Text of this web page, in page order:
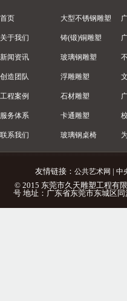
首页
关于我们
新闻资讯
创造团队
工程案例
服务体系
联系我们
大型不锈钢雕塑
铸(锻)铜雕塑
玻璃钢雕塑
浮雕雕塑
石材雕塑
卡通雕塑
玻璃钢桌椅
友情链接： 公共艺术网 | 中
© 2015 东莞市久天雕塑工程有
号 地址：广东省东莞市东城区